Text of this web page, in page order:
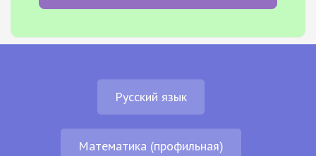
Русский язык
Математика (профильная)